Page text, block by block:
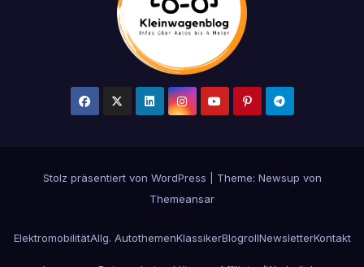
Stolz präsentiert von WordPress
Theme: Newsup von
Themeansar
ElektromobilitätAllg. AutothemenKlassikerBlogrollNewsletterKontakt